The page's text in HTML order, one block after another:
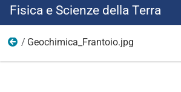
Fisica e Scienze della Terra
Ricerca
Geochimica_Frantoio.jpg